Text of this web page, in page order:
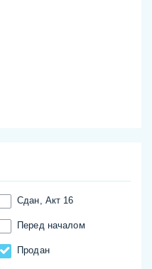
Сдан, Акт 16
Перед началом
Продан